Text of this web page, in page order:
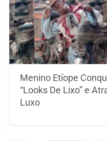
Menino Etíope
“Looks De Lixo” e
Luxo